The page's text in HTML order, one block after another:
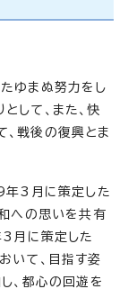
ゆまぬ努力をし
して、また、快
戦後の復興とま
年3月に策定した
和への思いを共有
3月に策定した
いて、目指す姿
、都心の回遊を